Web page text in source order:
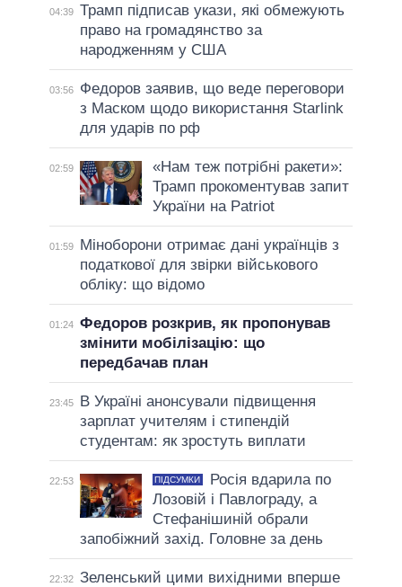
04:39 Трамп підписав укази, які обмежують
право на громадянство за
народженням у США
03:56
Федоров заявив, що веде переговори
з Маском щодо використання Starlink
для ударів по рф
02:59
«Нам теж потрібні ракети»:
Трамп прокоментував запит
України на Patriot
01:59
Міноборони отримає дані українців з
податкової для звірки військового
обліку: що відомо
01:24 Федоров розкрив, як пропонував
змінити мобілізацію: що
передбачав план
23:45
В Україні анонсували підвищення
зарплат учителям і стипендій
студентам: як зростуть виплати
22:53 ПІДСУМКИ
Росія вдарила по
Лозовій і Павлограду, а
Стефанішиній обрали
запобіжний захід. Головне за день
22:32 Зеленський цими вихідними вперше